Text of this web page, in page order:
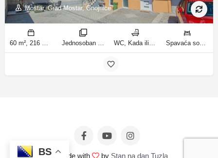
Mostar, Grad Mostar, Gnojnice
© Made with by Stan na dan Tuzla
BS